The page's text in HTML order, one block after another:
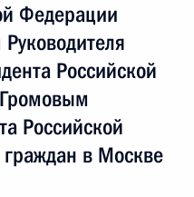
Федерации
Российской
Российской
в Москве